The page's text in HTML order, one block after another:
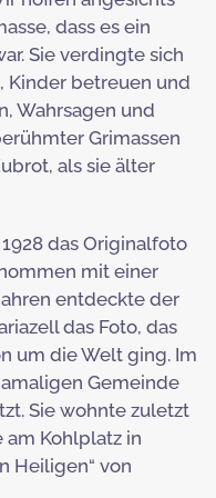
dass es ein
Sie verdingte sich
Kinder betreuen und
Wahrsagen und
Grimassen
als sie älter
das Originalfoto
mit einer
entdeckte der
das Foto, das
um die Welt ging. Im
Gemeinde
Sie wohnte zuletzt
Kohlplatz in
Heiligen“ von